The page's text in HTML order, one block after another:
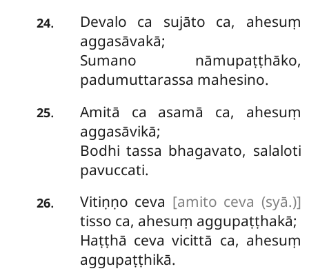
24.
Devalo ca sujāto ca, ahesuṃ
aggasāvakā;
Sumano nāmupaṭṭhāko,
padumuttarassa mahesino.
25.
Amitā ca asamā ca, ahesuṃ
aggasāvikā;
Bodhi tassa bhagavato, salaloti
pavuccati.
26. Vitiṇṇo ceva [amito ceva (syā.)]
tisso ca, ahesuṃ aggupaṭṭhakā;
Haṭṭhā ceva vicittā ca, ahesuṃ
aggupaṭṭhikā.